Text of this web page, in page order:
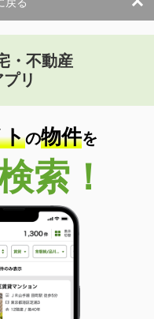
・不動産
プリ
の物件を
索！